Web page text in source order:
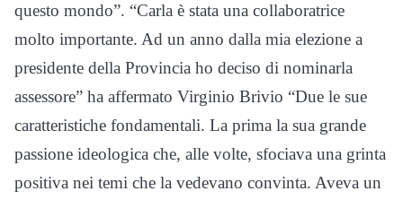
questo mondo”. “Carla è stata una collaboratrice
molto importante. Ad un anno dalla mia elezione a
presidente della Provincia ho deciso di nominarla
assessore” ha affermato Virginio Brivio “Due le sue
caratteristiche fondamentali. La prima la sua grande
passione ideologica che, alle volte, sfociava una grinta
positiva nei temi che la vedevano convinta. Aveva un